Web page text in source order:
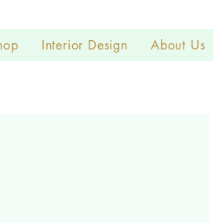
Interior Design About Us